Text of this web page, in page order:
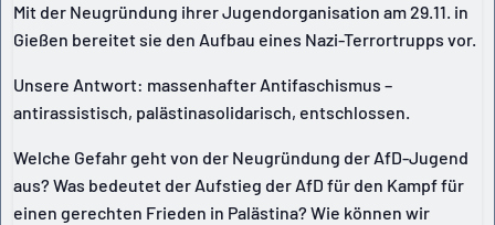
Mit der Neugründung ihrer Jugendorganisation am 29.11. in
Gießen bereitet sie den Aufbau eines Nazi-Terrortrupps vor.
Unsere Antwort: massenhafter Antifaschismus –
antirassistisch, palästinasolidarisch, entschlossen.
Welche Gefahr geht von der Neugründung der AfD-Jugend
aus? Was bedeutet der Aufstieg der AfD für den Kampf für
einen gerechten Frieden in Palästina? Wie können wir